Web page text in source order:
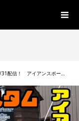
介！ショベルスポーツの魅力！XLCH XLH アイアン ショベル